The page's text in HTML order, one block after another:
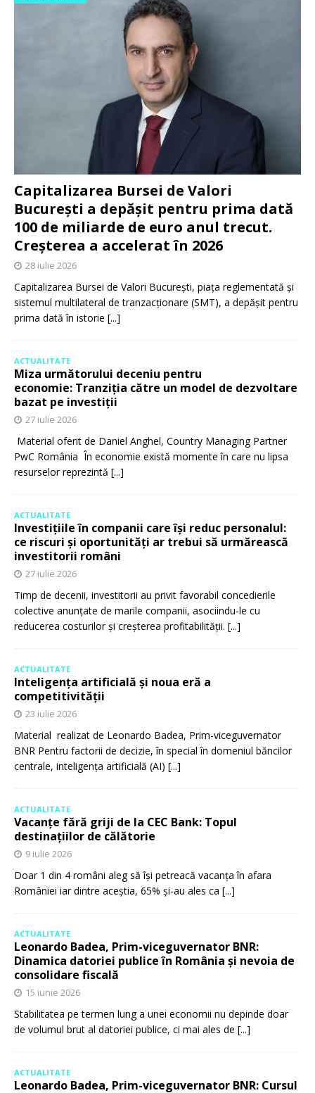
Capitalizarea Bursei de Valori
București a depășit pentru prima dată
100 de miliarde de euro anul trecut.
Creșterea a accelerat în 2026
28 iulie 2026
Capitalizarea Bursei de Valori București, piața reglementată și
sistemul multilateral de tranzacționare (SMT), a depășit pentru
prima dată în istorie [...]
ACTUALITATE
Miza următorului deceniu pentru
economie: Tranziția către un model de dezvoltare
bazat pe investiții
27 iulie 2026
Material oferit de Daniel Anghel, Country Managing Partner
PwC România În economie există momente în care nu lipsa
resurselor reprezintă [...]
ACTUALITATE
Investițiile în companii care își reduc personalul:
ce riscuri și oportunități ar trebui să urmărească
investitorii români
27 iulie 2026
Timp de decenii, investitorii au privit favorabil concedierile
colective anunțate de marile companii, asociindu-le cu
reducerea costurilor și creșterea profitabilității. [...]
ACTUALITATE
Inteligența artificială și noua eră a
competitivității
23 iulie 2026
Material realizat de Leonardo Badea, Prim-viceguvernator
BNR Pentru factorii de decizie, în special în domeniul băncilor
centrale, inteligența artificială (AI) [...]
ACTUALITATE
Vacanțe fără griji de la CEC Bank: Topul
destinațiilor de călătorie
9 iulie 2026
Doar 1 din 4 români aleg să își petreacă vacanța în afara
României iar dintre aceștia, 65% și-au ales ca [...]
ACTUALITATE
Leonardo Badea, Prim-viceguvernator BNR:
Dinamica datoriei publice în România și nevoia de
consolidare fiscală
15 iunie 2026
Stabilitatea pe termen lung a unei economii nu depinde doar
de volumul brut al datoriei publice, ci mai ales de [...]
ACTUALITATE
Leonardo Badea, Prim-viceguvernator BNR: Cursul